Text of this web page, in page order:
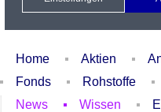
Home Aktien
Fonds
Rohstoffe
News
Wissen